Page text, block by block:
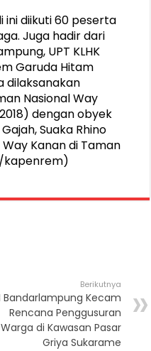
diikuti 60 peserta
Juga hadir dari
UPT KLHK
Garuda Hitam
dilaksanakan
Nasional Way
dengan obyek
Suaka Rhino
Kanan di Taman
kapenrem)
Berikutnya
Bandarlampung Kecam
Rencana Penggusuran
Warga di Kawasan Pasar
Griya Sukarame